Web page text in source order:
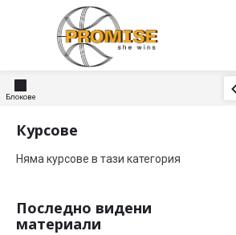
Skip to navigation
Skip to search form
Skip to login form
Прескочи на основното съдържание
Блокове
Прескочи Курсове
Курсове
Няма курсове в тази категория
Прескочи Последно видени материали
Последно видени
материали